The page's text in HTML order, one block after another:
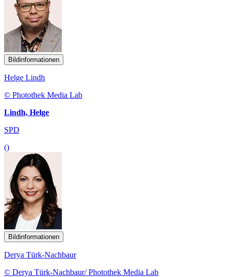
Bildinformationen
Helge Lindh
© Photothek Media Lab
Lindh, Helge
SPD
()
Bildinformationen
Derya Türk-Nachbaur
© Derya Türk-Nachbaur/ Photothek Media Lab